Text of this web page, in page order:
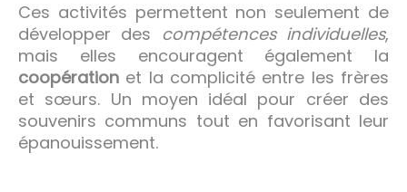
Ces activités permettent non seulement de
développer des compétences individuelles,
mais elles encouragent également la
coopération et la complicité entre les frères
et sœurs. Un moyen idéal pour créer des
souvenirs communs tout en favorisant leur
épanouissement.